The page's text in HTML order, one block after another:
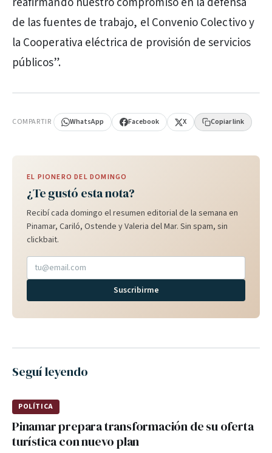
de las fuentes de trabajo, el Convenio Colectivo y
la Cooperativa eléctrica de provisión de servicios
públicos”.
COMPARTIR WhatsApp Facebook X Copiar link
EL PIONERO DEL DOMINGO
¿Te gustó esta nota?
Recibí cada domingo el resumen editorial de la semana en
Pinamar, Cariló, Ostende y Valeria del Mar. Sin spam, sin
clickbait.
Suscribirme
Seguí leyendo
POLÍTICA
Pinamar prepara transformación de su oferta
turística con nuevo plan